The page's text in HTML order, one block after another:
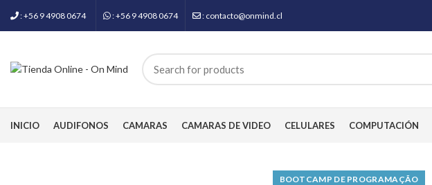
: +56 9 4908 0674 : +56 9 4908 0674 : contacto@onmind.cl
INICIO AUDIFONOS CAMARAS CAMARAS DE VIDEO CELULARES COMPUTACIÓN
BOOTCAMP DE PROGRAMAÇÃO